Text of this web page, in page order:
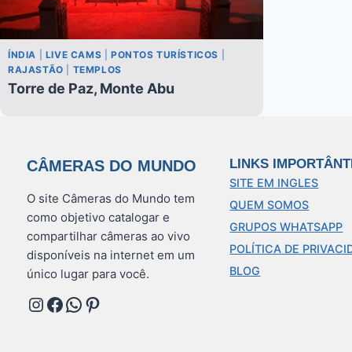
ÍNDIA LIVE CAMS PONTOS TURÍSTICOS
RAJASTÃO
TEMPLOS
Torre de Paz, Monte Abu
CÂMERAS DO MUNDO
O site Câmeras do Mundo tem
como objetivo catalogar e
compartilhar câmeras ao vivo
disponíveis na internet em um
único lugar para você.
Instagram
Facebook
WhatsApp
Pinterest
LINKS
SITE EM INGLES
QUEM SOMOS
GRUPOS WHATSAPP
POLÍTICA DE
BLOG